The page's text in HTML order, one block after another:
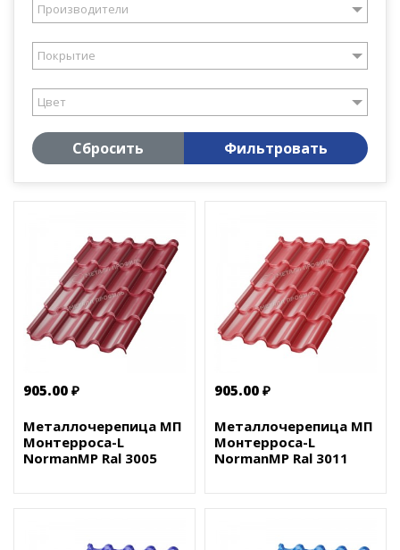
Производители
Покрытие
Цвет
Сбросить Фильтровать
905.00 ₽
Металлочерепица МП
Монтерроса-L
NormanMP Ral 3005
905.00 ₽
Металлочерепица МП
Монтерроса-L
NormanMP Ral 3011